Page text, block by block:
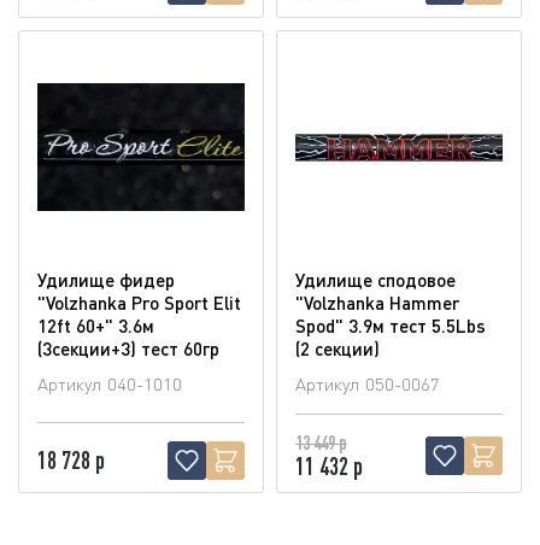
Удилище фидер
"Volzhanka Pro Sport Elit
12ft 60+" 3.6м
(3секции+3) тест 60гр
Артикул 040-1010
18 728 р
Удилище сподовое
"Volzhanka Hammer
Spod" 3.9м тест 5.5Lbs
(2 секции)
Артикул 050-0067
13 449 р
11 432 р